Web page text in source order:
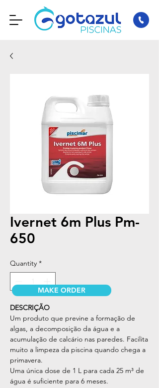
Ivernet 6m Plus Pm-
650
Quantity *
DESCRIÇÃO
Um produto que previne a formação de
algas, a decomposição da água e a
acumulação de calcário nas paredes. Facilita
muito a limpeza da piscina quando chega a
primavera.
Uma única dose de 1 L para cada 25 m³ de
água é suficiente para 6 meses.
MAKE ORDER